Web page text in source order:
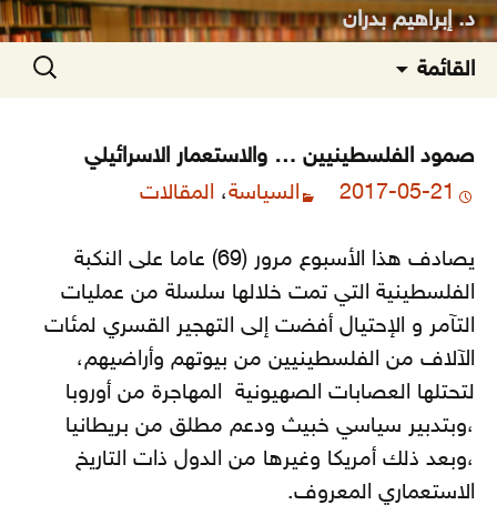
د. إبراهيم بدران
القائمة
إلى
البحث
عن:
صمود الفلسطينيين … والاستعمار الاسرائيلي
2017-05-21
السياسة، المقالات
يصادف هذا الأسبوع مرور (69) عاما على النكبة
الفلسطينية التي تمت خلالها سلسلة من عمليات
التآمر و الإحتيال أفضت إلى التهجير القسري لمئات
الآلاف من الفلسطينيين من بيوتهم وأراضيهم،
لتحتلها العصابات الصهيونية المهاجرة من أوروبا
،وبتدبير سياسي خبيث ودعم مطلق من بريطانيا
،وبعد ذلك أمريكا وغيرها من الدول ذات التاريخ
الاستعماري المعروف.